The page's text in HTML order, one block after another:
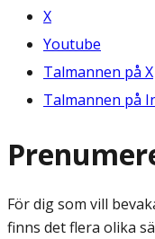
X
Youtube
Talmannen på X
Talmannen på
För dig som vill
finns det flera olika